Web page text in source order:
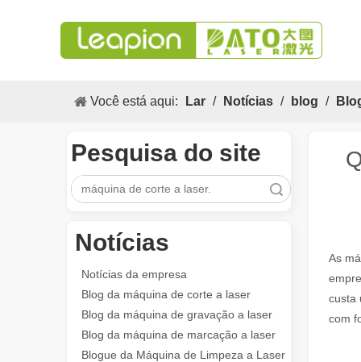
Você está aqui: Lar / Notícias / blog /
Pesquisa do site
Notícias
Notícias da empresa
Blog da máquina de corte a laser
Blog da máquina de gravação a laser
Blog da máquina de marcação a laser
Blogue da Máquina de Limpeza a Laser
As aplicações versáteis e os recursos excelentes das
As
custa
com